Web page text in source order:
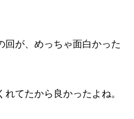
回が、めっちゃ面白かった
てたから良かったよね。